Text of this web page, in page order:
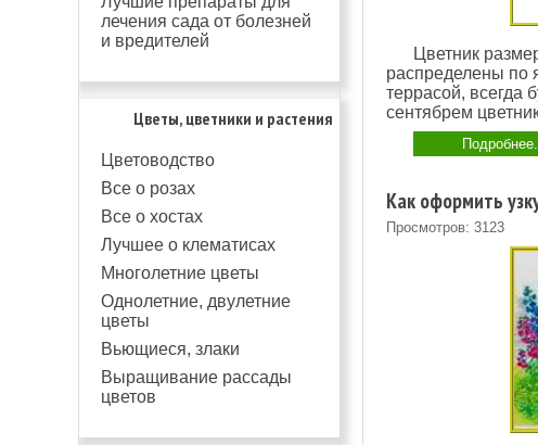
лечения сада от болезней
и вредителей
Цветы, цветники и растения
Цветоводство
Все о розах
Все о хостах
Лучшее о клематисах
Многолетние цветы
Однолетние, двулетние
цветы
Вьющиеся, злаки
Выращивание рассады
цветов
Цветник
распределены по
террасой, всегда
сентябрем
Подробнее...
Как оформить
Просмотров: 3123